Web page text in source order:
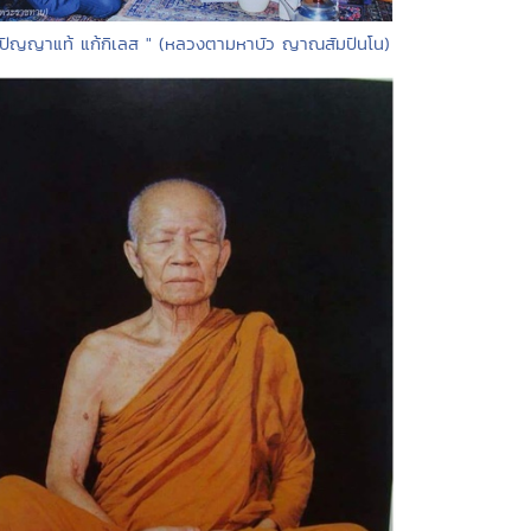
ญญาแท้ แก้กิเลส " (หลวงตามหาบัว ญาณสัมปันโน)